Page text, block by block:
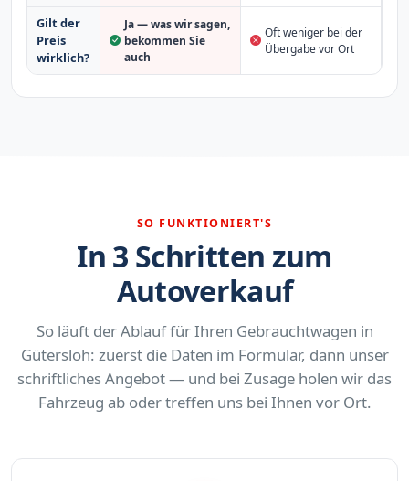
Gilt der
Preis
wirklich?
Ja — was wir sagen,
bekommen Sie
auch
Oft weniger bei der
Übergabe vor Ort
SO FUNKTIONIERT'S
In 3 Schritten zum
Autoverkauf
So läuft der Ablauf für Ihren Gebrauchtwagen in
Gütersloh: zuerst die Daten im Formular, dann unser
schriftliches Angebot — und bei Zusage holen wir das
Fahrzeug ab oder treffen uns bei Ihnen vor Ort.